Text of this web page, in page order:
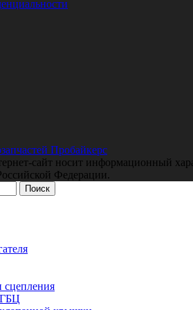
Пробайкерс
сайт носит информационный
Федерации.
Поиск
сцепления